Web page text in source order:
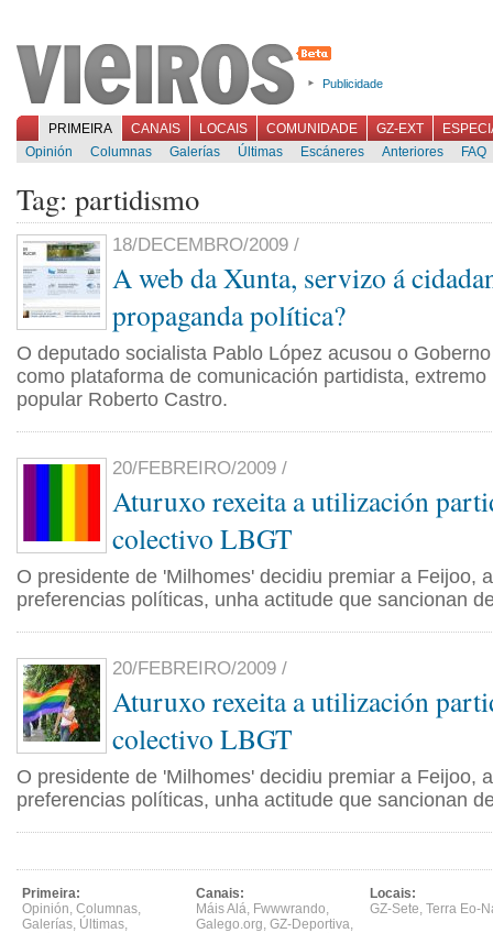
Publicidade
PRIMEIRA CANAIS LOCAIS COMUNIDADE GZ-EXT
Opinión
Columnas Galerías Últimas Escáneres Anteriores FAQ
Tag: partidismo
18/DECEMBRO/2009 /
A web da Xunta, servizo á
propaganda política?
O deputado socialista Pablo López acusou o
como plataforma de comunicación partidista, extremo
popular Roberto Castro.
20/FEBREIRO/2009 /
Aturuxo rexeita a utilización
colectivo LBGT
O presidente de 'Milhomes' decidiu premiar a Feijoo,
preferencias políticas, unha actitude que sancionan
20/FEBREIRO/2009 /
Aturuxo rexeita a utilización
colectivo LBGT
O presidente de 'Milhomes' decidiu premiar a Feijoo,
preferencias políticas, unha actitude que sancionan
Primeira:
Opinión, Columnas,
Galerías, Últimas,
Canais:
Máis Alá, Fwwwrando,
Galego.org, GZ-Deportiva,
Locais:
GZ-Sete, Terra Eo-